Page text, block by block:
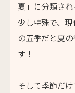
夏」に分類さ
少し特殊で、
の五季だと夏
す！
そして季節だ